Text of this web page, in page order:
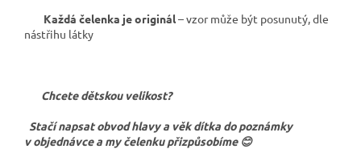
Každá čelenka je originál– vzor může být posunutý, dle
nástřihu látky
Chcete dětskou velikost?
Stačí napsat obvod hlavy a věk dítka do poznámky
v objednávce a my čelenku přizpůsobíme 😊